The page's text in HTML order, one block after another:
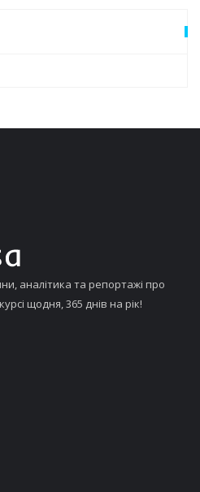
аналітика та репортажі про
щодня, 365 днів на рік!